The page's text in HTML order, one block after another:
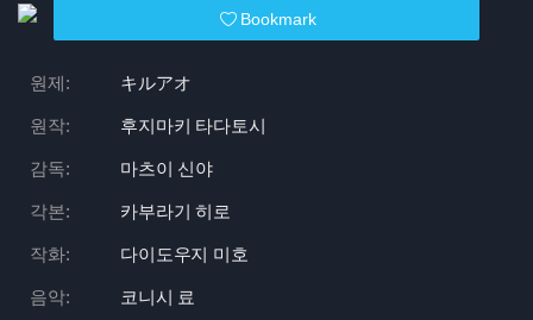
Bookmark
원제: キルアオ
원작: 후지마키 타다토시
감독: 마츠이 신야
각본: 카부라기 히로
작화: 다이도우지 미호
음악: 코니시 료